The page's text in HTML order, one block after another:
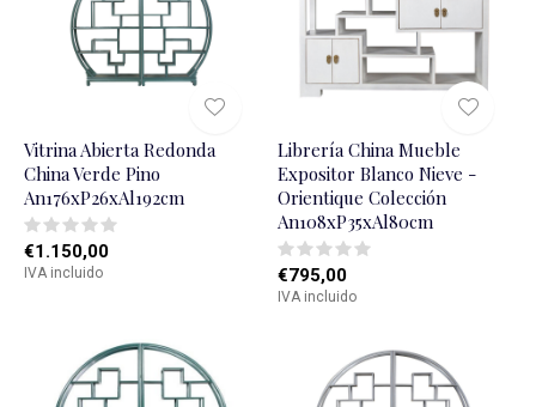
Vitrina Abierta Redonda
China Verde Pino
An176xP26xAl192cm
€1.150,00
IVA incluido
Librería China Mueble
Expositor Blanco Nieve -
Orientique Colección
An108xP35xAl80cm
€795,00
IVA incluido